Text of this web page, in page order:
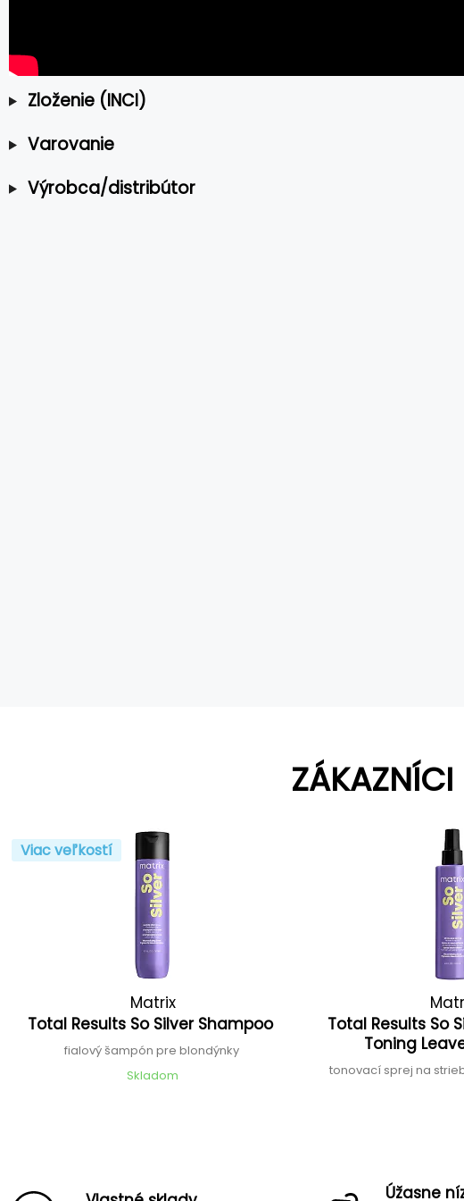
Zloženie (INCI)
Varovanie
Výrobca/distribútor
Viac veľkostí
Matrix
Total Results So Silver Shampoo
fialový šampón pre blondýnky
Skladom
Total Results So
Toning
tonovací sprej na
Úžasne